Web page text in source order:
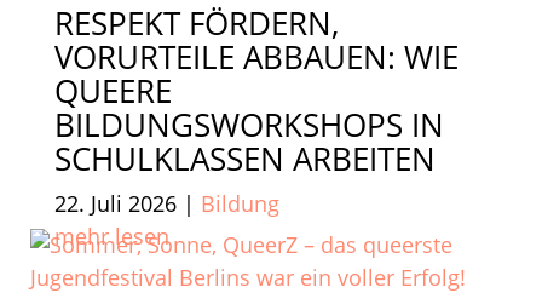
RESPEKT FÖRDERN,
VORURTEILE ABBAUEN: WIE
QUEERE
BILDUNGSWORKSHOPS IN
SCHULKLASSEN ARBEITEN
22. Juli 2026| Bildung
mehr lesen